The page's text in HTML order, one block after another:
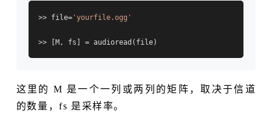
>> file='yourfile.ogg'
这里的 M 是一个一列或两列的矩阵，取决于信道
的数量，fs 是采样率。